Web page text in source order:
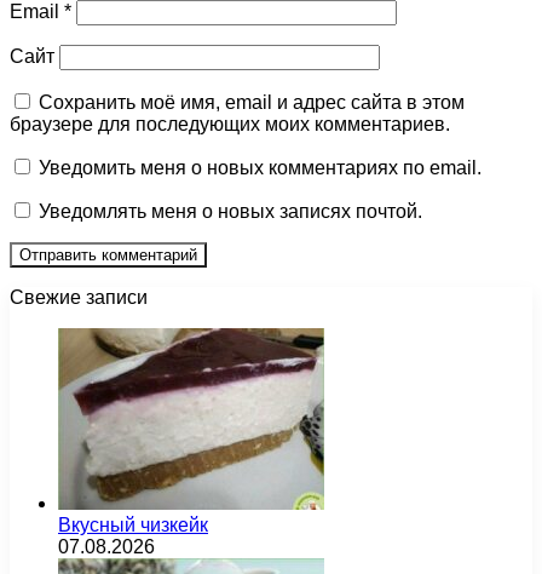
Email *
Сайт
Сохранить моё имя, email и адрес сайта в этом
браузере для последующих моих комментариев.
Уведомить меня о новых комментариях по email.
Уведомлять меня о новых записях почтой.
Свежие записи
Вкусный чизкейк
07.08.2026